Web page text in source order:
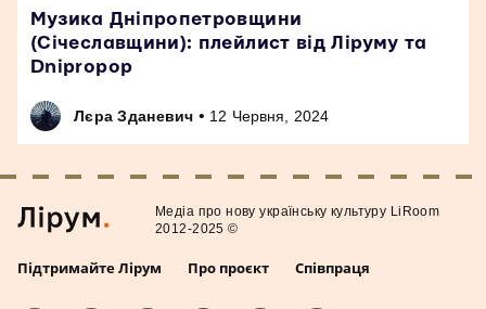
Музика Дніпропетровщини
(Січеславщини): плейлист від Ліруму та
Dnipropop
Лєра Зданевич • 12 Червня, 2024
Підтримайте Лірум Про проєкт Співпраця
Медiа про нову українську культуру LiRoom
2012-2025 ©